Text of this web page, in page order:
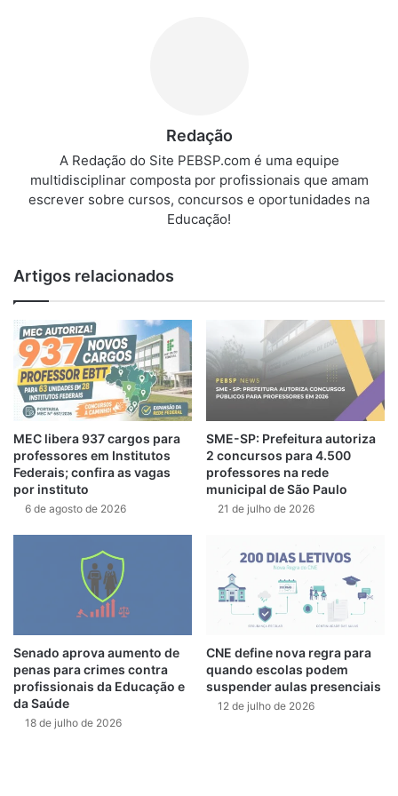
Redação
A Redação do Site PEBSP.com é uma equipe
multidisciplinar composta por profissionais que amam
escrever sobre cursos, concursos e oportunidades na
Educação!
Artigos relacionados
MEC libera 937 cargos para
professores em Institutos
Federais; confira as vagas
por instituto
6 de agosto de 2026
SME-SP: Prefeitura autoriza
2 concursos para 4.500
professores na rede
municipal de São Paulo
21 de julho de 2026
Senado aprova aumento de
penas para crimes contra
profissionais da Educação e
da Saúde
18 de julho de 2026
CNE define nova regra para
quando escolas podem
suspender aulas presenciais
12 de julho de 2026